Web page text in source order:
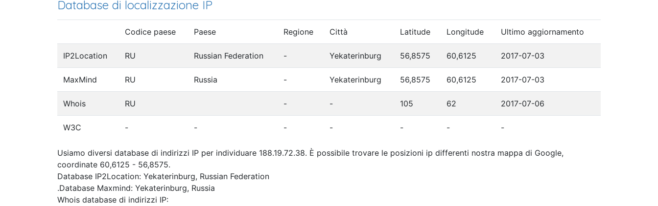
Database di localizzazione IP
Codice paese Paese Regione Città Latitude Longitude Ultimo aggiornamento
IP2Location RU Russian Federation - Yekaterinburg 56,8575 60,6125 2017-07-03
MaxMind RU Russia - Yekaterinburg 56,8575 60,6125 2017-07-03
Whois RU - - 105 62 2017-07-06
W3C - - - - - - -
Usiamo diversi database di indirizzi IP per individuare 188.19.72.38. È possibile trovare le posizioni ip differenti nostra mappa di Google,
coordinate 60,6125 - 56,8575.
Database IP2Location: Yekaterinburg, Russian Federation
.Database Maxmind: Yekaterinburg, Russia
Whois database di indirizzi IP: